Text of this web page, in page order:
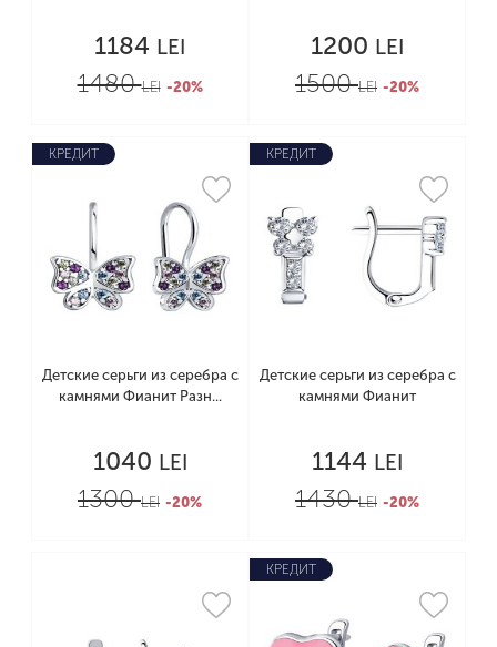
1184 LEI
1480LEI -20%
1200 LEI
1500LEI -20%
КРЕДИТ
Детские серьги из серебра с
камнями Фианит Разн...
1040 LEI
1300LEI -20%
КРЕДИТ
Детские серьги из серебра с
камнями Фианит
1144 LEI
1430LEI -20%
КРЕДИТ